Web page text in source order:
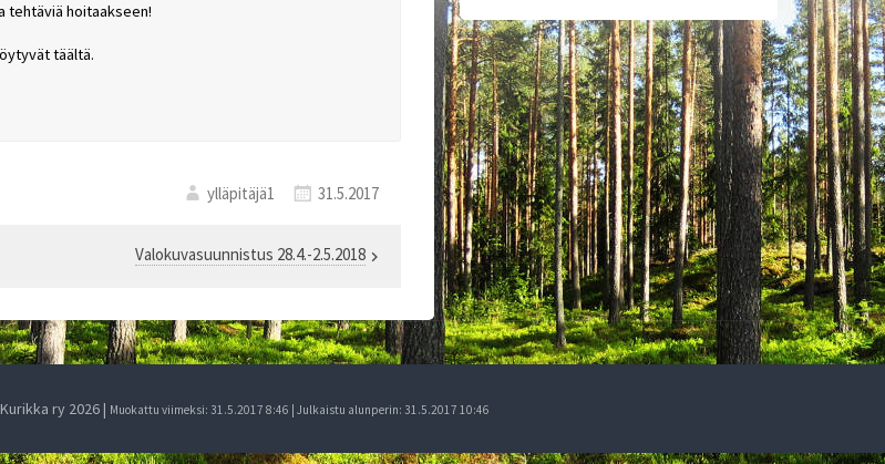
tehtäviä hoitaakseen!
täältä.
ylläpitäjä1 31.5.2017
Valokuvasuunnistus 28.4.-2.5.2018
ry 2026 | Muokattu viimeksi: 31.5.2017 8:46 | Julkaistu alunperin: 31.5.2017 10:46